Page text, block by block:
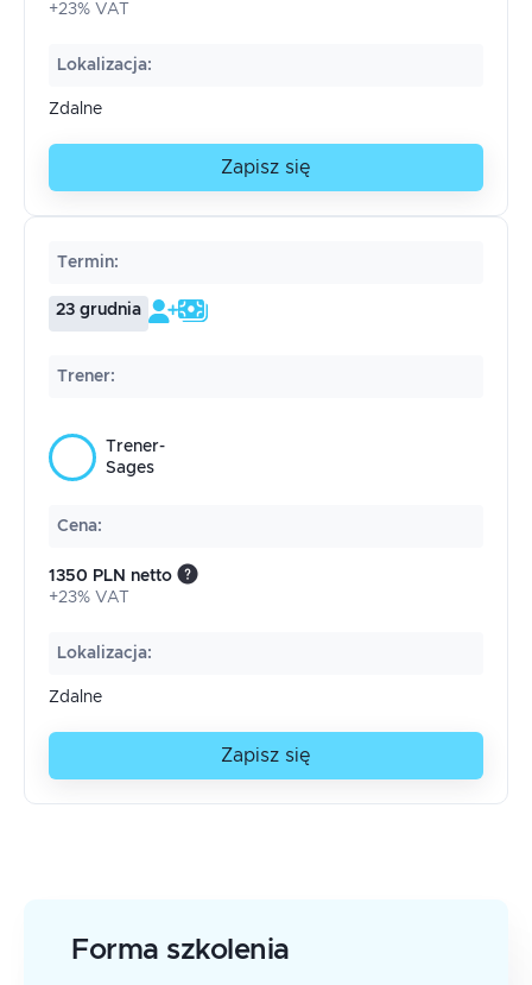
+23% VAT
Lokalizacja:
Zdalne
Zapisz się
Termin:
23 grudnia
Trener:
Trener-
Sages
Cena:
1350 PLN netto
+23% VAT
Lokalizacja:
Zdalne
Zapisz się
Forma szkolenia